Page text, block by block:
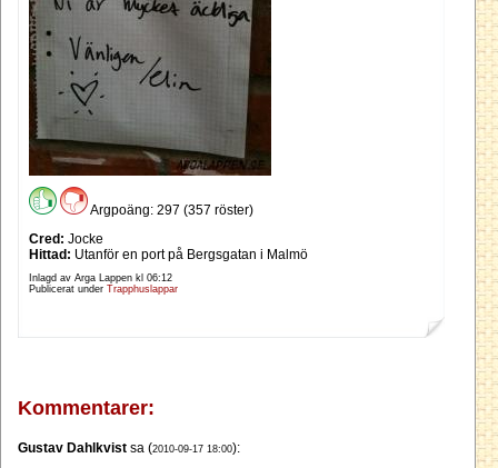
Argpoäng: 297 (357 röster)
Cred: Jocke
Hittad: Utanför en port på Bergsgatan i Malmö
Inlagd av Arga Lappen kl 06:12
Publicerat under Trapphuslappar
Kommentarer:
Gustav Dahlkvist sa (2010-09-17 18:00):